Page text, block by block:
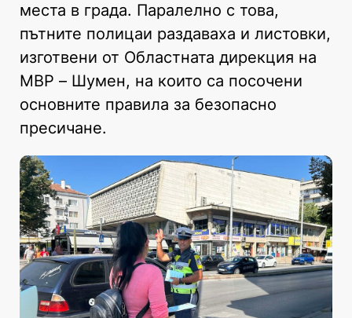
места в града. Паралелно с това,
пътните полицаи раздаваха и листовки,
изготвени от Областната дирекция на
МВР – Шумен, на които са посочени
основните правила за безопасно
пресичане.